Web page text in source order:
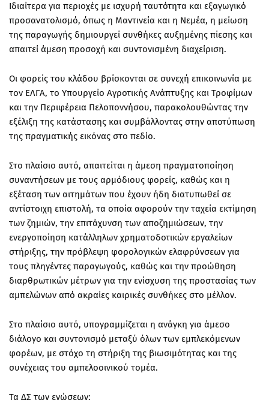
Ιδιαίτερα για περιοχές με ισχυρή ταυτότητα και εξαγωγικό
προσανατολισμό, όπως η Μαντινεία και η Νεμέα, η μείωση
της παραγωγής δημιουργεί συνθήκες αυξημένης πίεσης και
απαιτεί άμεση προσοχή και συντονισμένη διαχείριση.
Οι φορείς του κλάδου βρίσκονται σε συνεχή επικοινωνία με
τον ΕΛΓΑ, το Υπουργείο Αγροτικής Ανάπτυξης και Τροφίμων
και την Περιφέρεια Πελοποννήσου, παρακολουθώντας την
εξέλιξη της κατάστασης και συμβάλλοντας στην αποτύπωση
της πραγματικής εικόνας στο πεδίο.
Στο πλαίσιο αυτό, απαιτείται η άμεση πραγματοποίηση
συναντήσεων με τους αρμόδιους φορείς, καθώς και η
εξέταση των αιτημάτων που έχουν ήδη διατυπωθεί σε
αντίστοιχη επιστολή, τα οποία αφορούν την ταχεία εκτίμηση
των ζημιών, την επιτάχυνση των αποζημιώσεων, την
ενεργοποίηση κατάλληλων χρηματοδοτικών εργαλείων
στήριξης, την πρόβλεψη φορολογικών ελαφρύνσεων για
τους πληγέντες παραγωγούς, καθώς και την προώθηση
διαρθρωτικών μέτρων για την ενίσχυση της προστασίας των
αμπελώνων από ακραίες καιρικές συνθήκες στο μέλλον.
Στο πλαίσιο αυτό, υπογραμμίζεται η ανάγκη για άμεσο
διάλογο και συντονισμό μεταξύ όλων των εμπλεκόμενων
φορέων, με στόχο τη στήριξη της βιωσιμότητας και της
συνέχειας του αμπελοοινικού τομέα.
Τα ΔΣ των ενώσεων: